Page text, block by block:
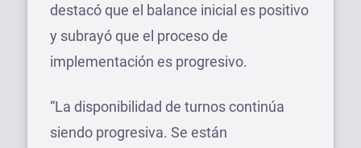
destacó que el balance inicial es positivo
y subrayó que el proceso de
implementación es progresivo.
“La disponibilidad de turnos continúa
siendo progresiva. Se están